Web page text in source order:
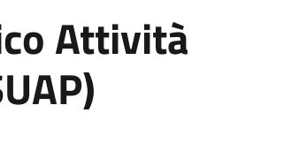
Attività